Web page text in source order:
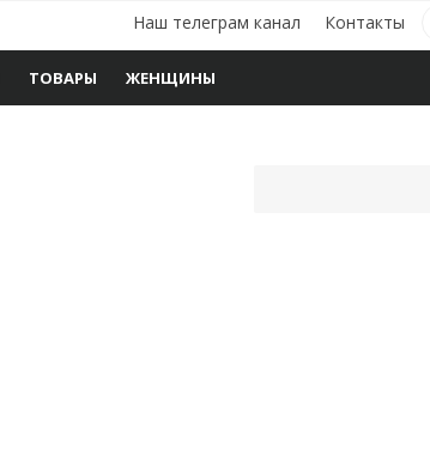
Наш телеграм канал Контакты
ТОВАРЫ ЖЕНЩИНЫ